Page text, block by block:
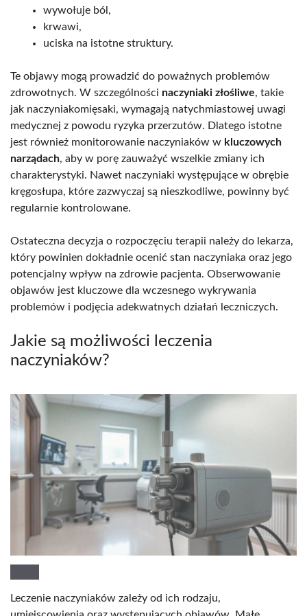
wywołuje ból,
krwawi,
uciska na istotne struktury.
Te objawy mogą prowadzić do poważnych problemów
zdrowotnych. W szczególności naczyniaki złośliwe, takie
jak naczyniakomięsaki, wymagają natychmiastowej uwagi
medycznej z powodu ryzyka przerzutów. Dlatego istotne
jest również monitorowanie naczyniaków w kluczowych
narządach, aby w porę zauważyć wszelkie zmiany ich
charakterystyki. Nawet naczyniaki występujące w obrębie
kręgosłupa, które zazwyczaj są nieszkodliwe, powinny być
regularnie kontrolowane.
Ostateczna decyzja o rozpoczęciu terapii należy do lekarza,
który powinien dokładnie ocenić stan naczyniaka oraz jego
potencjalny wpływ na zdrowie pacjenta. Obserwowanie
objawów jest kluczowe dla wczesnego wykrywania
problemów i podjęcia adekwatnych działań leczniczych.
Jakie są możliwości leczenia
naczyniaków?
Leczenie naczyniaków zależy od ich rodzaju,